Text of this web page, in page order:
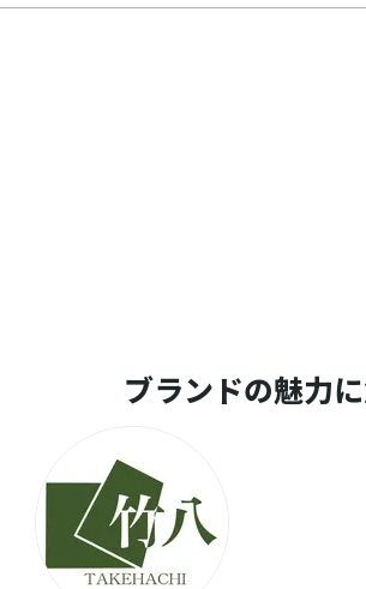
ブランドの魅力